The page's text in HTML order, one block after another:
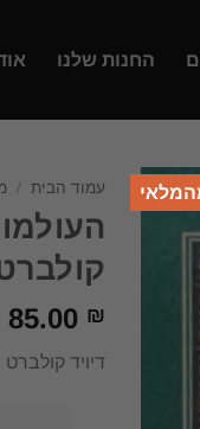
החנות שלנו
עמוד הבית /
85.00 ₪
דיויד קולברט